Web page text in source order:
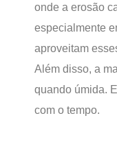
onde a erosão
especialmente
aproveitam
Além disso, a
quando úmida.
com o tempo.